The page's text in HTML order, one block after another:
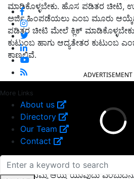
More Links
About us
Directory
Our Team
Contact
ಮಾಡಿಕೊಳ್ಳಬೇಕು. ಹೊಸ ಪಡಿತರ ಚೀಟಿ,
ಅರ್ಜಿ ಹಿಂಪಡೆಯಲು ಎಂಬ ಮೂರು
ಪಡಿತರ ಚೀಟಿ ಮೇಲೆ ಕ್ಲಿಕ್
ಕುಟುಂಬ ಹಾಗು ಆದ್ಯತೇತರ ಕುಟುಂಬ
ಕಾಣಲಿವೆ.
ADVERTISEMENT
ಇದರಲ್ಲಿ ನಿಮ್ಮ ಆಯ್ಕೆ ಯಾವುದು